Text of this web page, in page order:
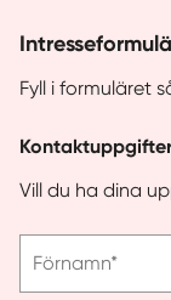
Fyll i formuläret
Vill du ha dina
ange
Förnamn*